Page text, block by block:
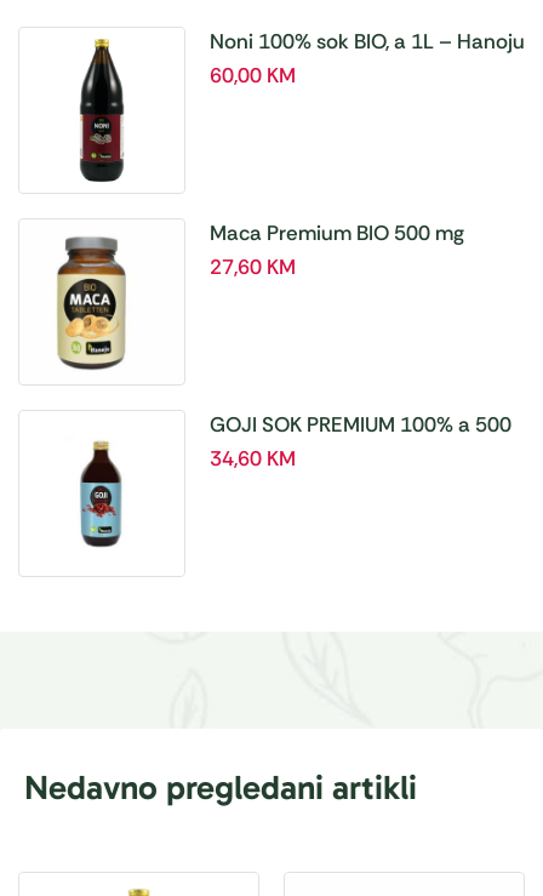
Noni 100% sok BIO, a 1L – Hanoju
60,00 KM
Maca Premium BIO 500 mg
tablete, a180 tbl – Hanoju
27,60 KM
GOJI SOK PREMIUM 100% a 500
ml
34,60 KM
Nedavno pregledani artikli